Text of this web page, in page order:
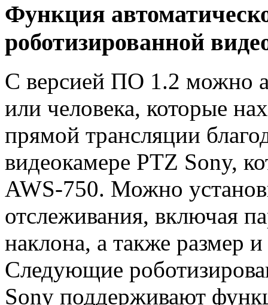
Функция
роботизированной
С версией ПО 1.2 можно
или человека, которые
прямой трансляции
видеокамере PTZ Sony,
AWS-750. Можно
отслеживания, включая
наклона, а также размер
Следующие
Sony поддерживают